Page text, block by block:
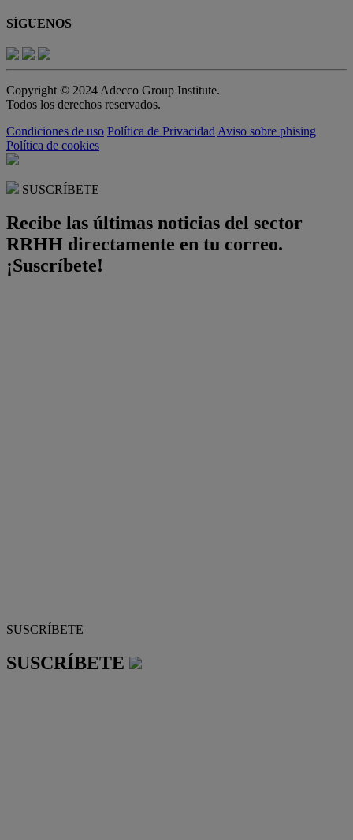
SÍGUENOS
Copyright © 2024 Adecco Group Institute.
Todos los derechos reservados.
Condiciones de uso Política de Privacidad Aviso sobre phising
Política de cookies
SUSCRÍBETE
Recibe las últimas noticias del sector
RRHH directamente en tu correo.
¡Suscríbete!
SUSCRÍBETE
SUSCRÍBETE